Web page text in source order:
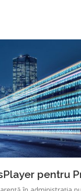
pentru